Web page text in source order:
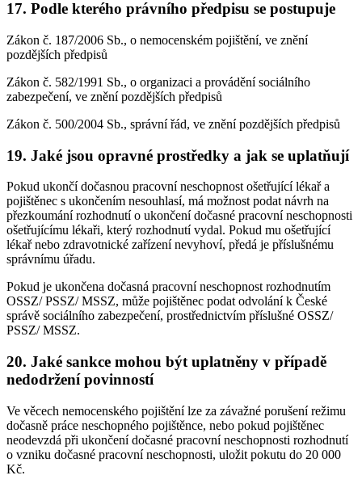
17. Podle kterého právního předpisu se postupuje
Zákon č. 187/2006 Sb., o nemocenském pojištění, ve znění
pozdějších předpisů
Zákon č. 582/1991 Sb., o organizaci a provádění sociálního
zabezpečení, ve znění pozdějších předpisů
Zákon č. 500/2004 Sb., správní řád, ve znění pozdějších předpisů
19. Jaké jsou opravné prostředky a jak se uplatňují
Pokud ukončí dočasnou pracovní neschopnost ošetřující lékař a
pojištěnec s ukončením nesouhlasí, má možnost podat návrh na
přezkoumání rozhodnutí o ukončení dočasné pracovní neschopnosti
ošetřujícímu lékaři, který rozhodnutí vydal. Pokud mu ošetřující
lékař nebo zdravotnické zařízení nevyhoví, předá je příslušnému
správnímu úřadu.
Pokud je ukončena dočasná pracovní neschopnost rozhodnutím
OSSZ/ PSSZ/ MSSZ, může pojištěnec podat odvolání k České
správě sociálního zabezpečení, prostřednictvím příslušné OSSZ/
PSSZ/ MSSZ.
20. Jaké sankce mohou být uplatněny v případě
nedodržení povinností
Ve věcech nemocenského pojištění lze za závažné porušení režimu
dočasně práce neschopného pojištěnce, nebo pokud pojištěnec
neodevzdá při ukončení dočasné pracovní neschopnosti rozhodnutí
o vzniku dočasné pracovní neschopnosti, uložit pokutu do 20 000
Kč.